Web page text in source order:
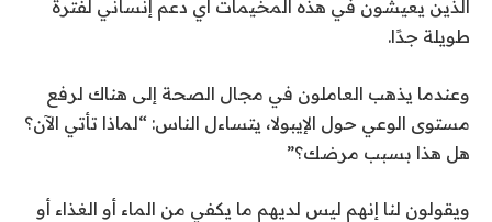
الذين يعيشون في هذه المخيمات أي دعم إنساني لفترة
طويلة جدًا.
وعندما يذهب العاملون في مجال الصحة إلى هناك لرفع
مستوى الوعي حول الإيبولا، يتساءل الناس: “لماذا تأتي الآن؟
هل هذا بسبب مرضك؟”
ويقولون لنا إنهم ليس لديهم ما يكفي من الماء أو الغذاء أو